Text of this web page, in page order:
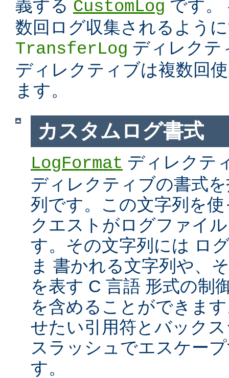
義する CustomLog です。
数回ログ収集されるよう
TransferLog ディレク
ディレクティブは複数回
ます。
カスタムログ書式
LogFormat ディレクテ
ディレクティブの書式
列です。この文字列を
クエストがログファイ
す。その文字列には ロ
ま 書かれる文字列や、
を表す C 言語 形式の制
を含めることができま
せたい引用符とバック
スラッシュでエスケー
す。